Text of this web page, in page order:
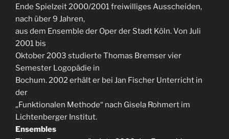
Ende Spielzeit 2000/2001 freiwilliges Ausscheiden,
nach über 9 Jahren,
aus dem Ensemble der Oper der Stadt Köln. Von Juli
2001 bis
Oktober 2003 studierte Thomas Bremser vier
Semester Logopädie in
Bochum. 2002 erhält er bei Jan Fischer Unterricht in
der
„Funktionalen Methode“ nach Gisela Rohmert im
Lichtenberger Institut.
Ensembles